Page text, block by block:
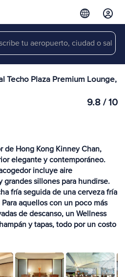
Ver más
Techo Plaza Premium Lounge,
9.8 / 10
de Hong Kong Kinney Chan,
elegante y contemporáneo.
incluye aire
sillones para hundirse.
fría seguida de una cerveza fría
aquellos con un poco más
de descanso, un Wellness
y tapas, todo por un costo